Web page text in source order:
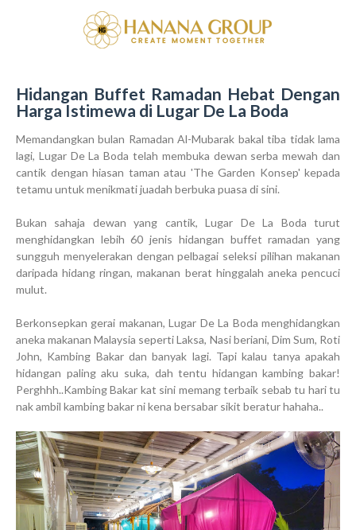
Hidangan Buffet Ramadan Hebat Dengan
Harga Istimewa di Lugar De La Boda
Memandangkan bulan Ramadan Al-Mubarak bakal tiba tidak lama
lagi, Lugar De La Boda telah membuka dewan serba mewah dan
cantik dengan hiasan taman atau 'The Garden Konsep' kepada
tetamu untuk menikmati juadah berbuka puasa di sini.
Bukan sahaja dewan yang cantik, Lugar De La Boda turut
menghidangkan lebih 60 jenis hidangan buffet ramadan yang
sungguh menyelerakan dengan pelbagai seleksi pilihan makanan
daripada hidang ringan, makanan berat hinggalah aneka pencuci
mulut.
Berkonsepkan gerai makanan, Lugar De La Boda menghidangkan
aneka makanan Malaysia seperti Laksa, Nasi beriani, Dim Sum, Roti
John, Kambing Bakar dan banyak lagi. Tapi kalau tanya apakah
hidangan paling aku suka, dah tentu hidangan kambing bakar!
Perghhh..Kambing Bakar kat sini memang terbaik sebab tu hari tu
nak ambil kambing bakar ni kena bersabar sikit beratur hahaha..